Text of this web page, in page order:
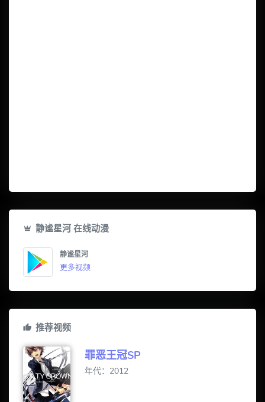
静谧星河 在线动漫
静谧星河
更多视频
推荐视频
罪恶王冠SP
年代：2012